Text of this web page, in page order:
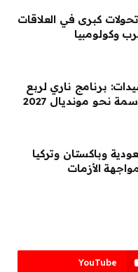
الصحراء المغربية: 3 تحولات كبرى في العلاقات
وكولومبيا
برنامج ناري لربع
نحو مونديال 2027
وباكستان وتركيا
YouTube